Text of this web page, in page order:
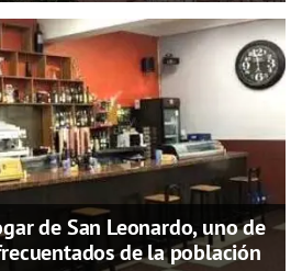
de San Leonardo, uno de
de la población